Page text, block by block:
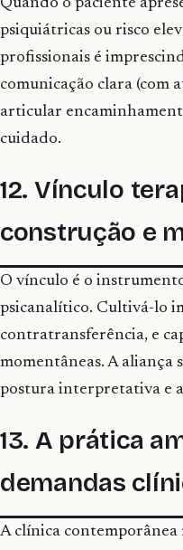
Quando o paciente
psiquiátricas ou risco
profissionais é
comunicação clara (com
articular
cuidado.
12. Vínculo
construção e
O vínculo é o
psicanalítico. Cultivá-lo
contratransferência, e
momentâneas. A aliança
postura interpretativa e
13. A prática
demandas
A clínica contemporânea